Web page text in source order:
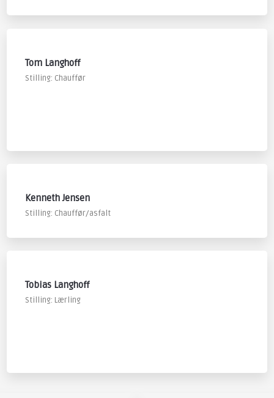
​Tom Langhoff
Stilling: Chauffør
​Kenneth Jensen
Stilling: Chauffør/asfalt
​Tobias Langhoff
Stilling: Lærling